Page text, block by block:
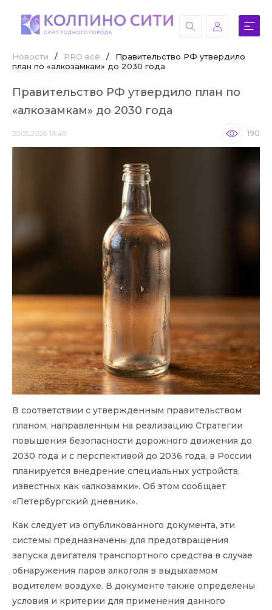
Новости / PRO всё /
Правительство РФ утвердило
план по «алкозамкам» до 2030 года
Правительство РФ утвердило план по
«алкозамкам» до 2030 года
30.05.2026 18:49 190
В соответствии с утвержденным правительством
планом, направленным на реализацию Стратегии
повышения безопасности дорожного движения до
2030 года и с перспективой до 2036 года, в России
планируется внедрение специальных устройств,
известных как «алкозамки». Об этом сообщает
«Петербургский дневник».
Как следует из опубликованного документа, эти
системы предназначены для предотвращения
запуска двигателя транспортного средства в случае
обнаружения паров алкоголя в выдыхаемом
водителем воздухе. В документе также определены
условия и критерии для применения данного